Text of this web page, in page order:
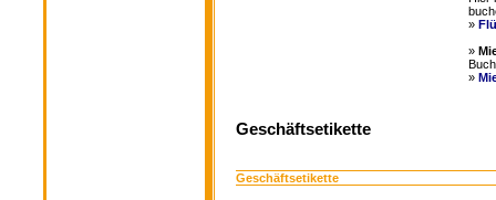
»
»
»
Geschäftsetikette
Geschäftsetikette